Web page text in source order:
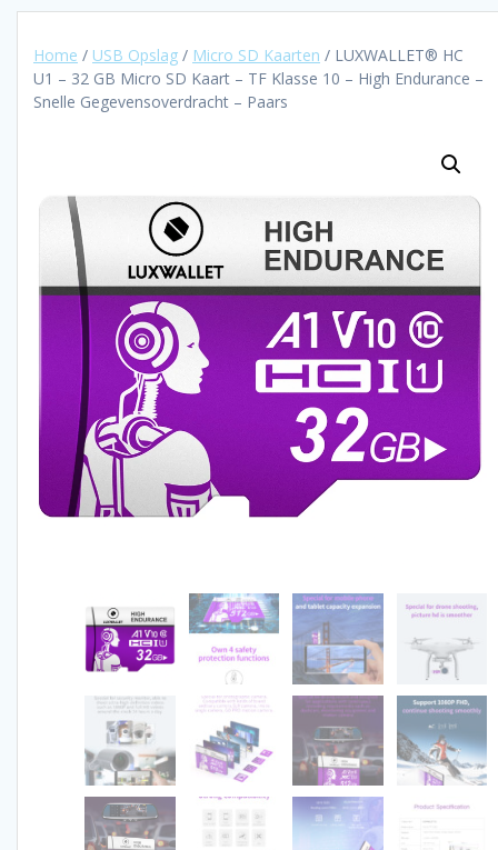
Home / USB Opslag / Micro SD Kaarten / LUXWALLET® HC
U1 – 32 GB Micro SD Kaart – TF Klasse 10 – High Endurance –
Snelle Gegevensoverdracht – Paars